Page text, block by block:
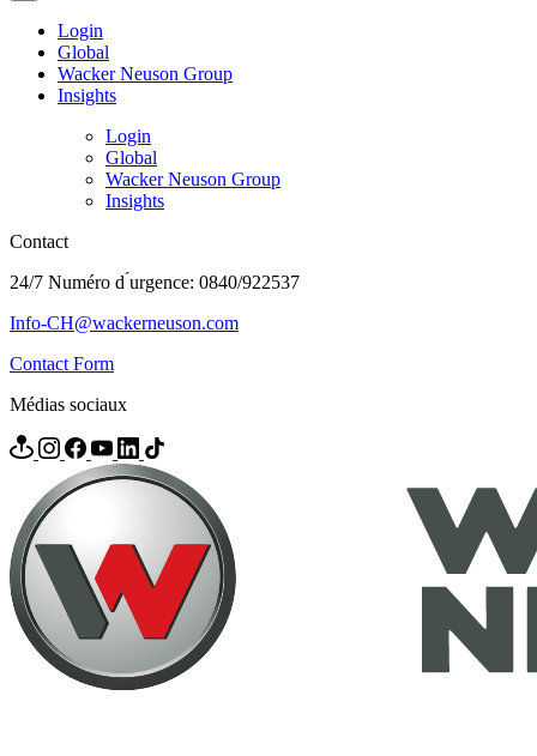
Login
Global
Wacker Neuson Group
Insights
Login
Global
Wacker Neuson Group
Insights
Contact
24/7 Numéro d ́urgence: 0840/922537
Info-CH@wackerneuson.com
Contact Form
Médias sociaux